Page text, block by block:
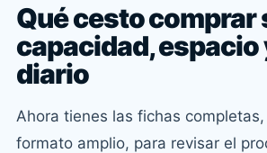
Qué cesto comprar
capacidad, espacio
diario
Ahora tienes las fichas
formato amplio, para revisar el